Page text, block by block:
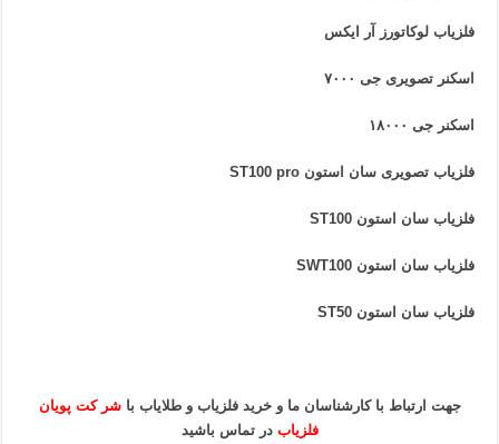
فلزیاب لوکاتورز آر ایکس
اسکنر تصویری جی ۷۰۰۰
اسکنر جی ۱۸۰۰۰
فلزیاب تصویری سان استون ST100 pro
فلزیاب سان استون ST100
فلزیاب سان استون SWT100
فلزیاب سان استون ST50
جهت ارتباط با کارشناسان ما و خرید فلزیاب و طلایاب با شر کت پویان
فلزیاب در تماس باشید